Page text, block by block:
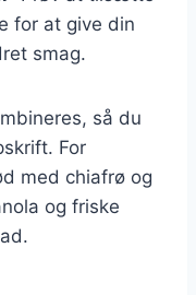
for at give din
smag.
så du
For
med chiafrø og
og friske